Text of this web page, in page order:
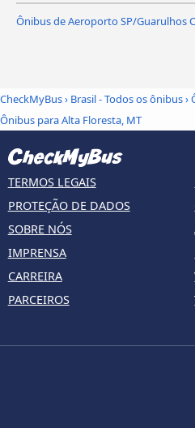
Ônibus de Aeroporto SP/Guarulhos
CheckMyBus› Brasil - Todos os ônibus›
Ônibus para Alta Floresta, MT
TERMOS LEGAIS
PROTEÇÃO DE DADOS
SOBRE NÓS
IMPRENSA
CARREIRA
PARCEIROS